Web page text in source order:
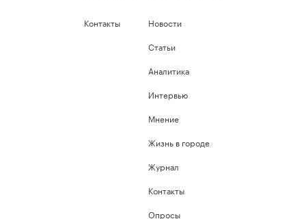
Контакты
Новости
Статьи
Аналитика
Интервью
Мнение
Жизнь в городе
Журнал
Контакты
Опросы